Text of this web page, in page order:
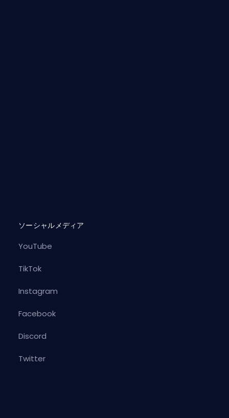
ソーシャルメディア
YouTube
TikTok
Instagram
Facebook
Discord
Twitter